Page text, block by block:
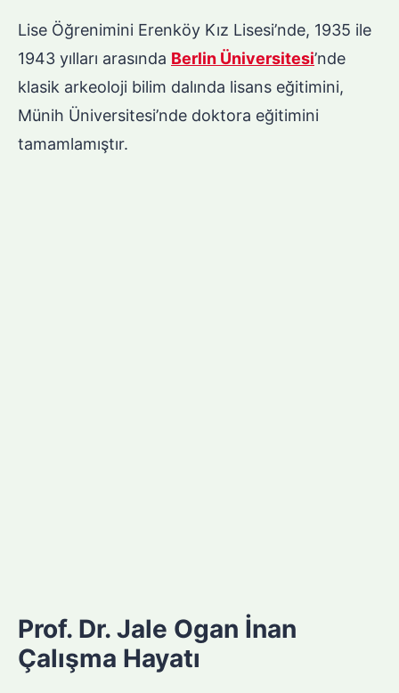
Lise Öğrenimini Erenköy Kız Lisesi’nde, 1935 ile
1943 yılları arasında Berlin Üniversitesi’nde
klasik arkeoloji bilim dalında lisans eğitimini,
Münih Üniversitesi’nde doktora eğitimini
tamamlamıştır.
Prof. Dr. Jale Ogan İnan
Çalışma Hayatı